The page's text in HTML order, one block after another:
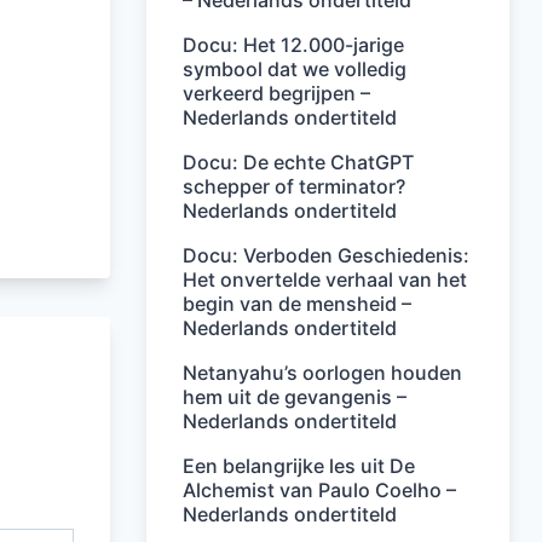
Docu: Het 12.000-jarige
symbool dat we volledig
verkeerd begrijpen –
Nederlands ondertiteld
Docu: De echte ChatGPT
schepper of terminator?
Nederlands ondertiteld
Docu: Verboden Geschiedenis:
Het onvertelde verhaal van het
begin van de mensheid –
Nederlands ondertiteld
Netanyahu’s oorlogen houden
hem uit de gevangenis –
Nederlands ondertiteld
Een belangrijke les uit De
Alchemist van Paulo Coelho –
Nederlands ondertiteld